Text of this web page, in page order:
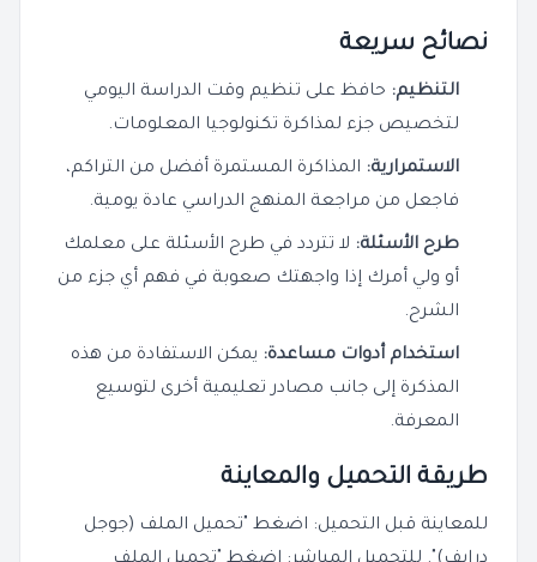
نصائح سريعة
التنظيم: حافظ على تنظيم وقت الدراسة اليومي
لتخصيص جزء لمذاكرة تكنولوجيا المعلومات.
الاستمرارية: المذاكرة المستمرة أفضل من التراكم،
فاجعل من مراجعة المنهج الدراسي عادة يومية.
طرح الأسئلة: لا تتردد في طرح الأسئلة على معلمك
أو ولي أمرك إذا واجهتك صعوبة في فهم أي جزء من
الشرح.
استخدام أدوات مساعدة: يمكن الاستفادة من هذه
المذكرة إلى جانب مصادر تعليمية أخرى لتوسيع
المعرفة.
طريقة التحميل والمعاينة
للمعاينة قبل التحميل: اضغط "تحميل الملف (جوجل